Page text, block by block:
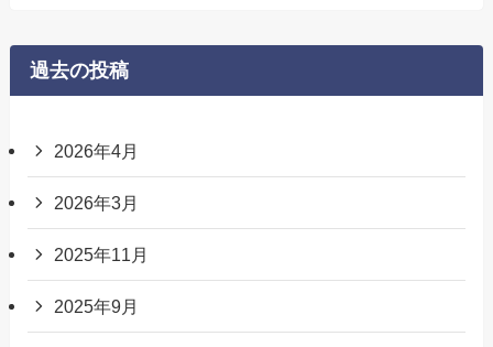
過去の投稿
2026年4月
2026年3月
2025年11月
2025年9月